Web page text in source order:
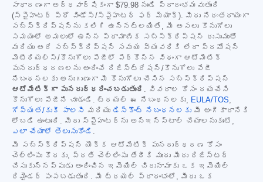
సాధారణంగా అర్ధవార్షికంగా $79.98 నుండి ప్రారంభమవుతుంది
(స్పైహంటర్ ప్రో విండోస్/స్పైహంటర్ ఫర్ మ్యాక్). మీరు నిరంతరాయంగా
సబ్‌స్క్రిప్షన్‌ను కలిగి ఉన్నట్లయితే, మీ అసలు కొనుగోలు
సమయంలో అమలులో ఉన్న ప్రామాణిక సబ్‌స్క్రిప్షన్ రుసుముతో
మరియు అదే సబ్‌స్క్రిప్షన్ సమయ వ్యవధికి లేదా ప్రమోషన్
మెటీరియల్స్/కొనుగోలు పేజీలో పేర్కొన్న విధంగా ఆటోమేటిక్
పునరుద్ధరణలను అందించే రిజిస్ట్రేషన్/కొనుగోలు పేజీ
నిబంధనలకు అనుగుణంగా మీ కొనుగోలు చేసిన సబ్‌స్క్రిప్షన్
ఆటోమేటిక్‌గా పునరుద్ధరించబడుతుంది . వివరాల కోసం దయచేసి
కొనుగోలు పేజీని చూడండి. ట్రయల్ ఈ నిబంధనలకు, EULA/TOS,
గోప్యత/కుకీ పాలసీ మరియు డిస్కౌంట్ నిబంధనలకు మీ అంగీకారానికి
లోబడి ఉంటుంది. మీరు స్పైహంటర్‌ను అన్‌ఇన్‌స్టాల్ చేయాలనుకుంటే,
ఎలా చేయాలో తెలుసుకోండి .
మీ సబ్‌స్క్రిప్షన్ యొక్క ఆటోమేటిక్ పునరుద్ధరణ కోసం
చెల్లింపు కొరకు, ప్రతి చెల్లింపు తేదీకి ముందు మీరు రిజిస్టర్
చేసుకున్నప్పుడు అందించిన ఇమెయిల్ చిరునామాకు ఒక ఇమెయిల్
రిమైండర్ పంపబడుతుంది. మీ ట్రయల్ ప్రారంభంలో, మీరు ఒక